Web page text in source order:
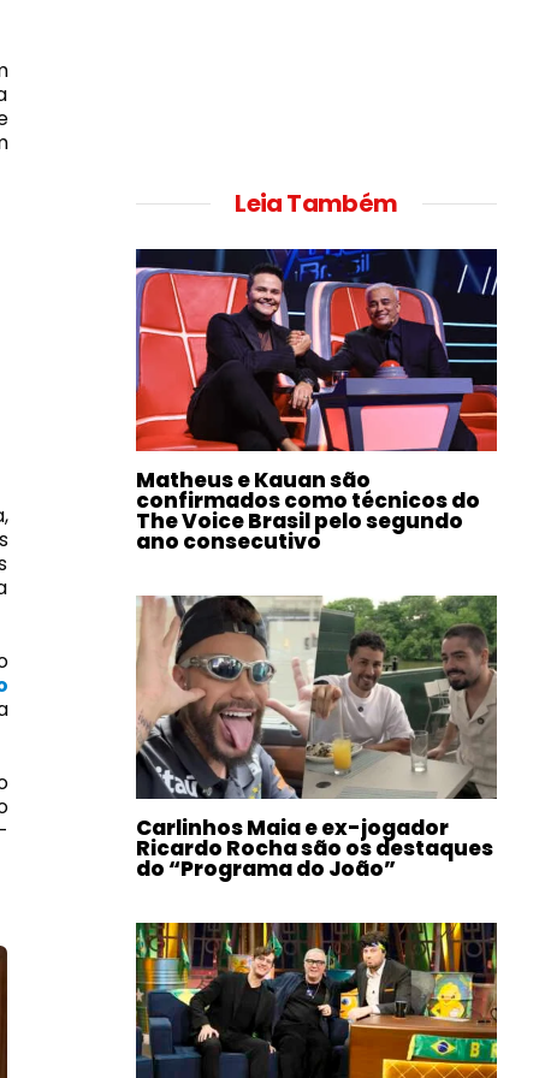
Leia Também
Matheus e Kauan são
confirmados como técnicos do
The Voice Brasil pelo segundo
ano consecutivo
Carlinhos Maia e ex-jogador
Ricardo Rocha são os destaques
do “Programa do João”